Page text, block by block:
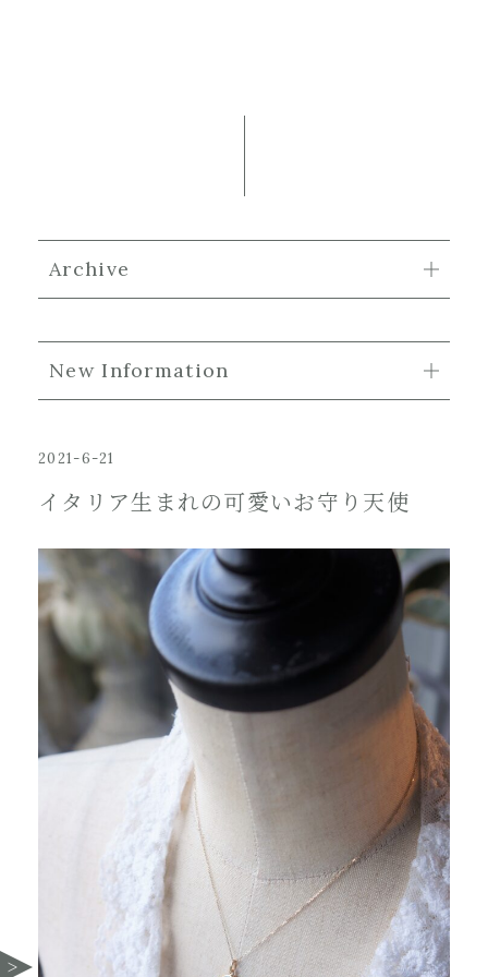
Archive
New Information
2021-6-21
イタリア生まれの可愛いお守り天使